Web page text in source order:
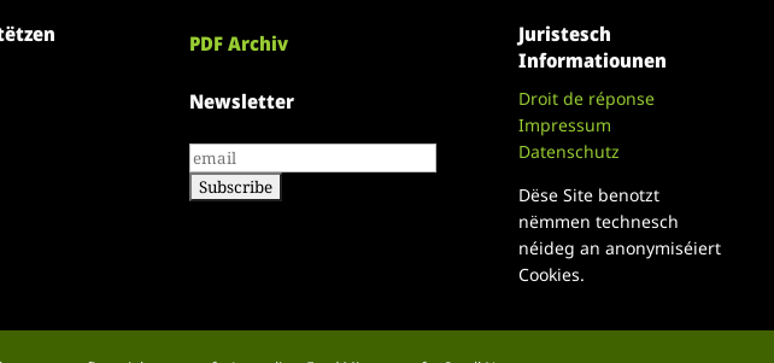
PDF Archiv
Newsletter
Juristesch
Informatiounen
Droit de réponse
Impressum
Datenschutz
Dëse Site benotzt
nëmmen technesch
néideg an anonymiséiert
Cookies.